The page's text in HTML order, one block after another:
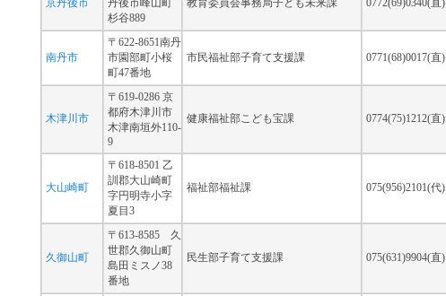
京丹後市
丹後市峰山町
杉谷889
教育委員会事務局子ども未来課 0772(69)0340(直)
南丹市
〒622-8651南丹
市園部町小桜
町47番地
市民福祉部子育て支援課 0771(68)0017(直)
木津川市
〒619-0286 京
都府木津川市
木津南垣外110-
9
健康福祉部こども宝課 0774(75)1212(直)
大山崎町
〒618-8501 乙
訓郡大山崎町
字円明寺小字
夏目3
福祉部福祉課 075(956)2101(代)
久御山町
〒613-8585 久
世郡久御山町
島田ミスノ38
番地
民生部子育て支援課 075(631)9904(直)